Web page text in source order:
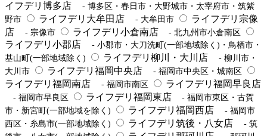
イフデリ博多店
- 博多区・春日市・大野城市・太宰府市・筑紫
野市
ライフデリ大牟田店 - 大牟田市
ライフデリ宗像
店
- 宗像市 ライフデリ小倉南店 - 北九州市小倉南区
ライフデリ小郡店
- 小郡市・大刀洗町(一部地域除く)・鳥栖市・
基山町(一部地域除く)
ライフデリ柳川・大川店
- 柳川市・
大川市
ライフデリ福岡中央店 - 福岡市中央区・城南区
ライフデリ福岡南店 - 福岡市南区 ライフデリ福岡早良店
- 福岡市早良区 ライフデリ福岡東店
- 福岡市東区・古賀
市・新宮町(一部地域を除く)
ライフデリ福岡西店
- 福岡市
西区・糸島市(一部地域除く)
ライフデリ筑後・八女店
- 筑